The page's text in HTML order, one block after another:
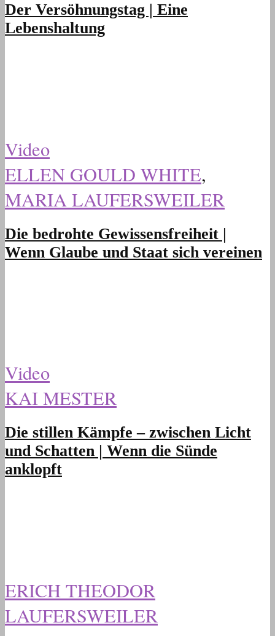
Der Versöhnungstag | Eine
Lebenshaltung
Video
ELLEN GOULD WHITE,
MARIA LAUFERSWEILER
Die bedrohte Gewissensfreiheit |
Wenn Glaube und Staat sich vereinen
Video
KAI MESTER
Die stillen Kämpfe – zwischen Licht
und Schatten | Wenn die Sünde
anklopft
ERICH THEODOR
LAUFERSWEILER